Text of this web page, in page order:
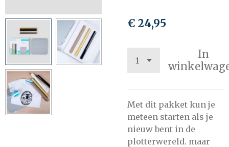
€ 24,95
In
Met dit pakket kun je
meteen starten als je
nieuw bent in de
plotterwereld. maar